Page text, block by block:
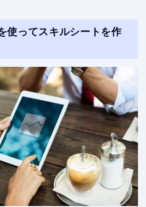
使ってスキルシートを作